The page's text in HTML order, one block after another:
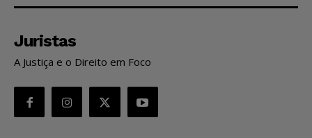
Juristas
A Justiça e o Direito em Foco